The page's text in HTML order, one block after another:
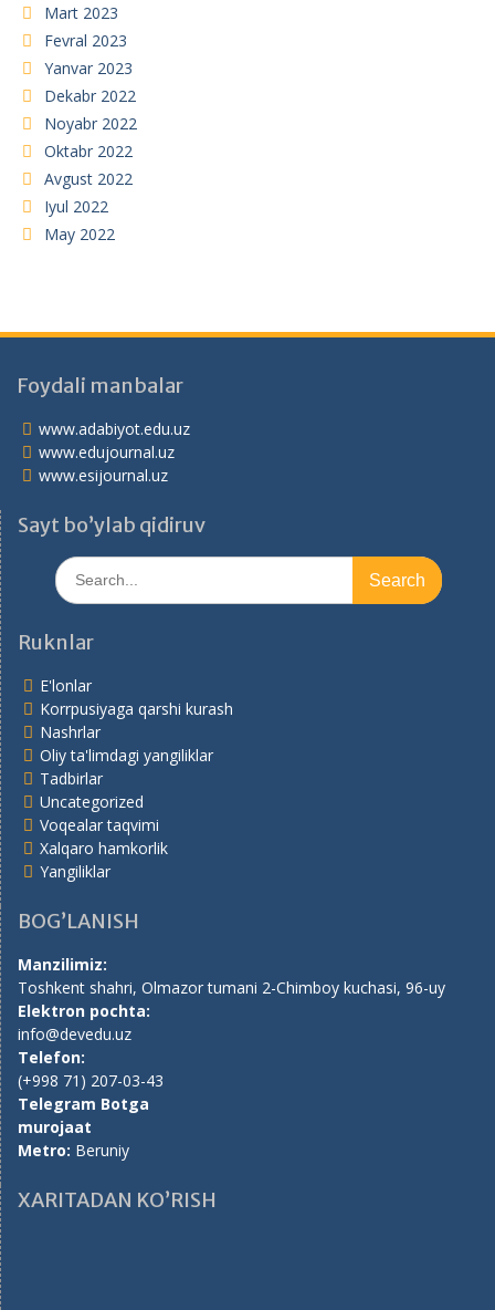
Mart 2023
Fevral 2023
Yanvar 2023
Dekabr 2022
Noyabr 2022
Oktabr 2022
Avgust 2022
Iyul 2022
May 2022
Foydali manbalar
www.adabiyot.edu.uz
www.edujournal.uz
www.esijournal.uz
Sayt bo’ylab qidiruv
Search
for:
Ruknlar
E'lonlar
Korrpusiyaga qarshi kurash
Nashrlar
Oliy ta'limdagi yangiliklar
Tadbirlar
Uncategorized
Voqealar taqvimi
Xalqaro hamkorlik
Yangiliklar
BOG’LANISH
Manzilimiz:
Toshkent shahri, Olmazor tumani 2-Chimboy kuchasi, 96-uy
Elektron pochta:
info@devedu.uz
Telefon:
(+998 71) 207-03-43
Telegram Botga
murojaat
Metro: Beruniy
XARITADAN KO’RISH